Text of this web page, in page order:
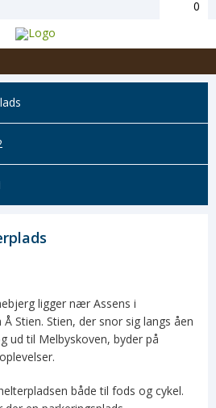
0
ligger nær Assens i
Stien. Stien, der snor sig langs åen
ud til Melbyskoven, byder på
både til fods og cykel.